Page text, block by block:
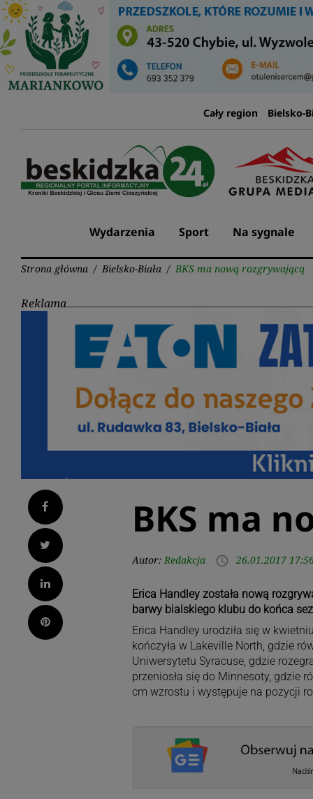
Przejdź
do
treści
Cały region Bielsko-
Wydarzenia Sport Na sygnale
Strona główna / Bielsko-Biała / BKS ma nową rozgrywającą
Reklama
Facebook
Twitter
LinkedIn
Pinterest
BKS ma
Autor: Redakcja access_time 26.01.2017
Erica Handley została nową
barwy bialskiego klubu do końca
Erica Handley urodziła się w
kończyła w Lakeville North, gdzie
Uniwersytetu Syracuse, gdzie
przeniosła się do Minnesoty, gdzie
cm wzrostu i występuje na pozycji